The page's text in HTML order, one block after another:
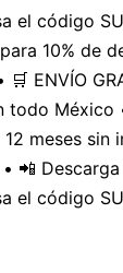
código
10% de
ENVÍO
todo
meses
código